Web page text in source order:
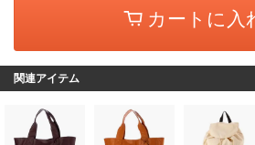
カートに入
関連アイテム